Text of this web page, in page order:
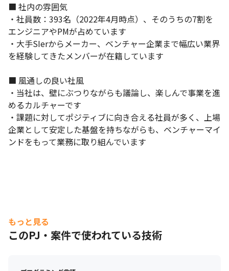
エンジニアのサポート体制が充実しています。
■ 社内の雰囲気
・社員数：393名（2022年4月時点）、そのうちの7割を
エンジニアやPMが占めています
・大手SIerからメーカー、ベンチャー企業まで幅広い業界
を経験してきたメンバーが在籍しています
■ 風通しの良い社風
・当社は、壁にぶつりながらも議論し、楽しんで事業を進
めるカルチャーです
・課題に対してポジティブに向き合える社員が多く、上場
企業として安定した基盤を持ちながらも、ベンチャーマイ
ンドをもって業務に取り組んでいます
もっと見る
このPJ・案件で使われている技術